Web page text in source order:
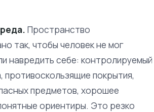
Пространство
так, чтобы человек не мог
навредить себе: контролируемый
противоскользящие покрытия,
предметов, хорошее
ориентиры. Это резко